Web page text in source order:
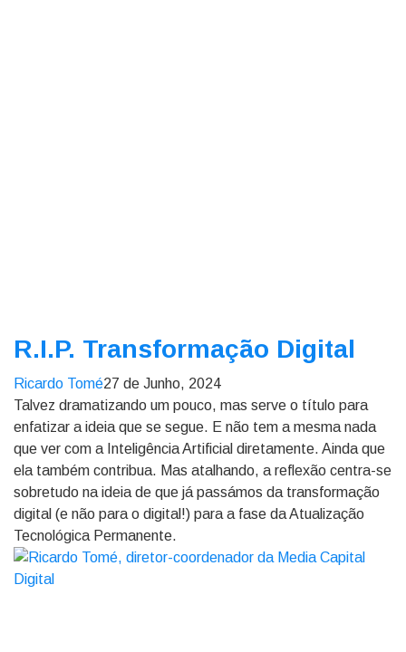
R.I.P. Transformação Digital
Ricardo Tomé27 de Junho, 2024
Talvez dramatizando um pouco, mas serve o título para
enfatizar a ideia que se segue. E não tem a mesma nada
que ver com a Inteligência Artificial diretamente. Ainda que
ela também contribua. Mas atalhando, a reflexão centra-se
sobretudo na ideia de que já passámos da transformação
digital (e não para o digital!) para a fase da Atualização
Tecnológica Permanente.